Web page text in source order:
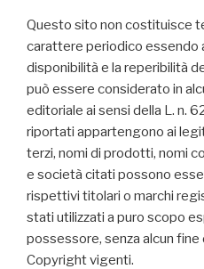
Questo sito non costituisce
carattere periodico essendo
disponibilità e la reperibilità
può essere considerato in
editoriale ai sensi della L. n.
riportati appartengono ai
terzi, nomi di prodotti, nomi
e società citati possono
rispettivi titolari o marchi
stati utilizzati a puro scopo
possessore, senza alcun
Copyright vigenti.